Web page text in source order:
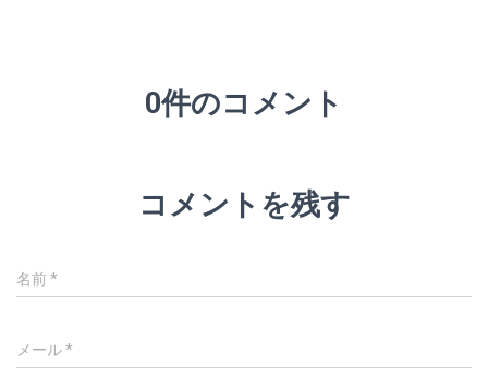
0件のコメント
コメントを残す
名前*
メール*